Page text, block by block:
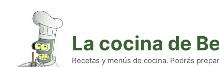
La cocina de
Recetas y menús de cocina. Podrás